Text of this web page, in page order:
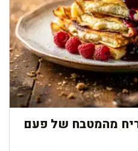
ריח מהמטבח של פעם